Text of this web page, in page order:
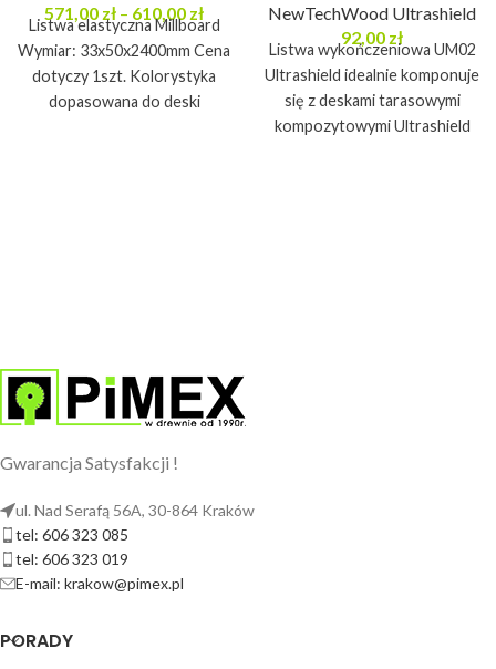
571,00 zł – 610,00 zł
Listwa elastyczna Millboard
Wymiar: 33x50x2400mm Cena
dotyczy 1szt. Kolorystyka
dopasowana do deski
NewTechWood Ultrashield
92,00 zł
Listwa wykończeniowa UM02
Ultrashield idealnie komponuje
się z deskami tarasowymi
kompozytowymi Ultrashield
Gwarancja Satysfakcji !
ul. Nad Serafą 56A, 30-864 Kraków
tel: 606 323 085
tel: 606 323 019
E-mail: krakow@pimex.pl
PORADY